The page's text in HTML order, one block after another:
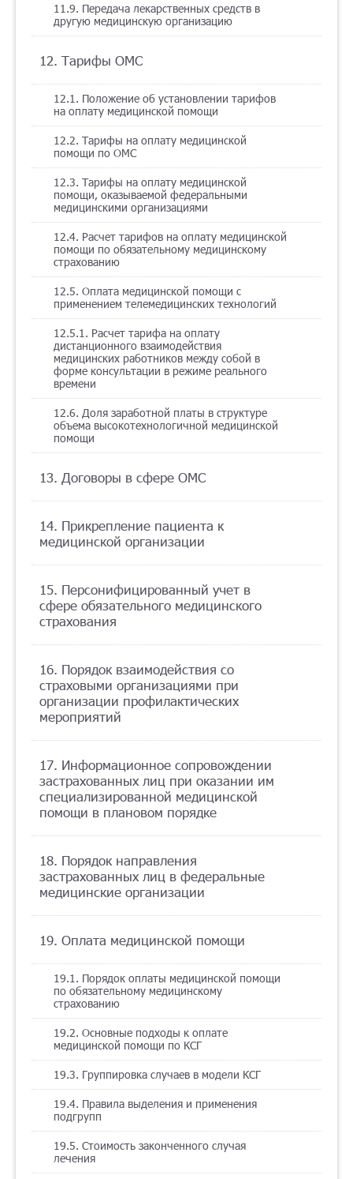
11.9. Передача лекарственных средств в
другую медицинскую организацию
12. Тарифы ОМС
12.1. Положение об установлении тарифов
на оплату медицинской помощи
12.2. Тарифы на оплату медицинской
помощи по ОМС
12.3. Тарифы на оплату медицинской
помощи, оказываемой федеральными
медицинскими организациями
12.4. Расчет тарифов на оплату медицинской
помощи по обязательному медицинскому
страхованию
12.5. Оплата медицинской помощи с
применением телемедицинских технологий
12.5.1. Расчет тарифа на оплату
дистанционного взаимодействия
медицинских работников между собой в
форме консультации в режиме реального
времени
12.6. Доля заработной платы в структуре
объема высокотехнологичной медицинской
помощи
13. Договоры в сфере ОМС
14. Прикрепление пациента к
медицинской организации
15. Персонифицированный учет в
сфере обязательного медицинского
страхования
16. Порядок взаимодействия со
страховыми организациями при
организации профилактических
мероприятий
17. Информационное сопровождении
застрахованных лиц при оказании им
специализированной медицинской
помощи в плановом порядке
18. Порядок направления
застрахованных лиц в федеральные
медицинские организации
19. Оплата медицинской помощи
19.1. Порядок оплаты медицинской помощи
по обязательному медицинскому
страхованию
19.2. Основные подходы к оплате
медицинской помощи по КСГ
19.3. Группировка случаев в модели КСГ
19.4. Правила выделения и применения
подгрупп
19.5. Стоимость законченного случая
лечения